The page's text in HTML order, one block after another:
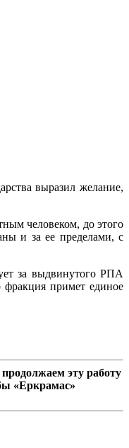
выразил желание,
человеком, до этого
и за ее пределами, с
за выдвинутого РПА
примет единое
эту работу
«Еркрамас»